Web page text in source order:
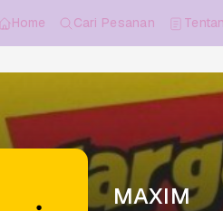
Home Cari Pesanan
MAXIM